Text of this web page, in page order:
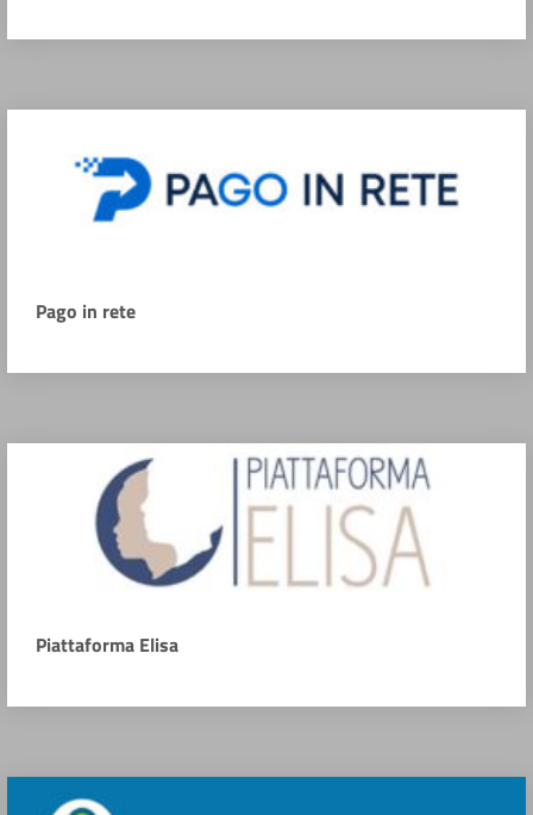
Pago in rete
Piattaforma Elisa